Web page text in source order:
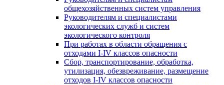
общехозяйственных систем управления
Руководителям и специалистами
экологических служб и систем
экологического контроля
При работах в области обращения с
отходами I-IV классов опасности
Сбор, транспортирование, обработка,
утилизация, обезвреживание, размещение
отходов I-IV классов опасности